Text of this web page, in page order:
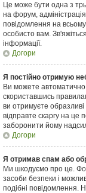
Це може бути одна з
на форум,
повідомлення на
особисто вам.
інформації.
Догори
Я постійно отримую
Ви можете автоматично
скориставшись
ви отримуєте образливі
відправте скаргу на
заборонити йому
Догори
Я отримав спам або
Ми шкодуємо про це.
засоби безпеки і
подібні повідомлення.